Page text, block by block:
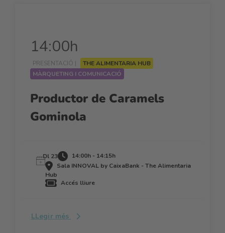
14:00h
PRESENTACIÓ |
THE ALIMENTARIA HUB
MÀRQUETING I COMUNICACIÓ
Productor de Caramels
Gominola
Dl 23
14:00h - 14:15h
Sala INNOVAL by CaixaBank - The Alimentaria
Hub
Accés lliure
LLegir més